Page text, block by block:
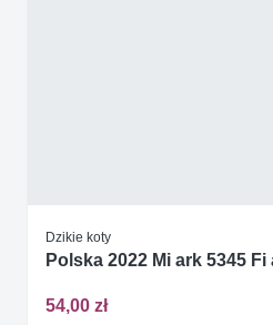
Dzikie koty
Polska 2022 Mi ark 5345
54,00 zł